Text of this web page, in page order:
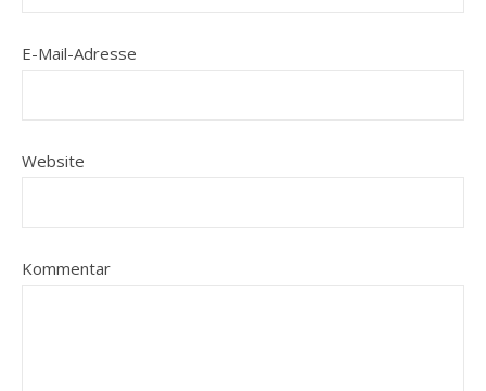
E-Mail-Adresse
Website
Kommentar